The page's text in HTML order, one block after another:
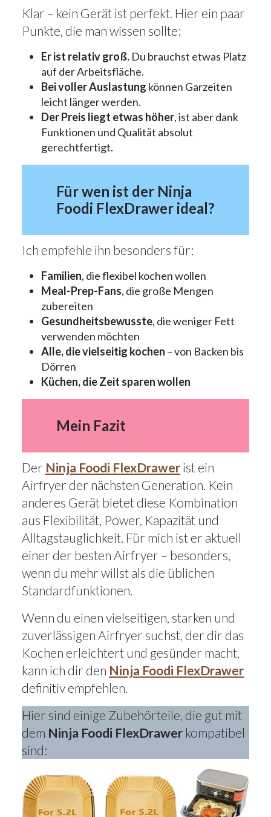
Klar – kein Gerät ist perfekt. Hier ein paar
Punkte, die man wissen sollte:
Er ist relativ groß. Du brauchst etwas Platz
auf der Arbeitsfläche.
Bei voller Auslastung können Garzeiten
leicht länger werden.
Der Preis liegt etwas höher, ist aber dank
Funktionen und Qualität absolut
gerechtfertigt.
Für wen ist der Ninja
Foodi FlexDrawer ideal?
Ich empfehle ihn besonders für:
Familien, die flexibel kochen wollen
Meal-Prep-Fans, die große Mengen
zubereiten
Gesundheitsbewusste, die weniger Fett
verwenden möchten
Alle, die vielseitig kochen – von Backen bis
Dörren
Küchen, die Zeit sparen wollen
Mein Fazit
Der Ninja Foodi FlexDrawer ist ein
Airfryer der nächsten Generation. Kein
anderes Gerät bietet diese Kombination
aus Flexibilität, Power, Kapazität und
Alltagstauglichkeit. Für mich ist er aktuell
einer der besten Airfryer – besonders,
wenn du mehr willst als die üblichen
Standardfunktionen.
Wenn du einen vielseitigen, starken und
zuverlässigen Airfryer suchst, der dir das
Kochen erleichtert und gesünder macht,
kann ich dir den Ninja Foodi FlexDrawer
definitiv empfehlen.
Hier sind einige Zubehörteile, die gut mit
dem Ninja Foodi FlexDrawer kompatibel
sind: